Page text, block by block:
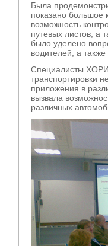
Была
показано большое
возможность
путевых листов, а
было уделено
водителей, а
Специалисты
транспортировки
приложения в
вызвала
различных